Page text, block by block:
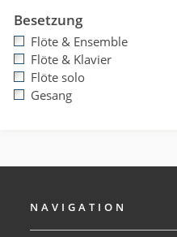
Besetzung
Flöte & Ensemble
Flöte & Klavier
Flöte solo
Gesang
NAVIGATION